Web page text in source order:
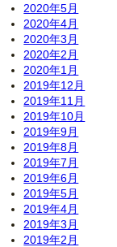
2020年5月
2020年4月
2020年3月
2020年2月
2020年1月
2019年12月
2019年11月
2019年10月
2019年9月
2019年8月
2019年7月
2019年6月
2019年5月
2019年4月
2019年3月
2019年2月